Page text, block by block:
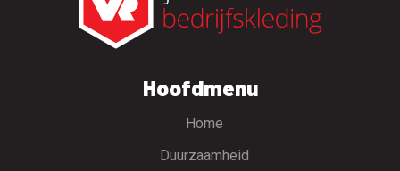
Hoofdmenu
Home
Duurzaamheid